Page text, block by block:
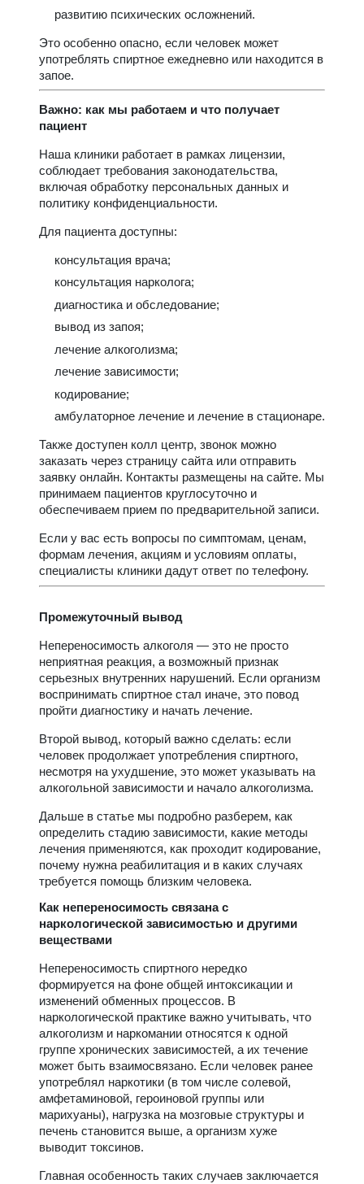
развитию психических осложнений.
Это особенно опасно, если человек может
употреблять спиртное ежедневно или находится в
запое.
Важно: как мы работаем и что получает
пациент
Наша клиники работает в рамках лицензии,
соблюдает требования законодательства,
включая обработку персональных данных и
политику конфиденциальности.
Для пациента доступны:
консультация врача;
консультация нарколога;
диагностика и обследование;
вывод из запоя;
лечение алкоголизма;
лечение зависимости;
кодирование;
амбулаторное лечение и лечение в стационаре.
Также доступен колл центр, звонок можно
заказать через страницу сайта или отправить
заявку онлайн. Контакты размещены на сайте. Мы
принимаем пациентов круглосуточно и
обеспечиваем прием по предварительной записи.
Если у вас есть вопросы по симптомам, ценам,
формам лечения, акциям и условиям оплаты,
специалисты клиники дадут ответ по телефону.
Промежуточный вывод
Непереносимость алкоголя — это не просто
неприятная реакция, а возможный признак
серьезных внутренних нарушений. Если организм
воспринимать спиртное стал иначе, это повод
пройти диагностику и начать лечение.
Второй вывод, который важно сделать: если
человек продолжает употребления спиртного,
несмотря на ухудшение, это может указывать на
алкогольной зависимости и начало алкоголизма.
Дальше в статье мы подробно разберем, как
определить стадию зависимости, какие методы
лечения применяются, как проходит кодирование,
почему нужна реабилитация и в каких случаях
требуется помощь близким человека.
Как непереносимость связана с
наркологической зависимостью и другими
веществами
Непереносимость спиртного нередко
формируется на фоне общей интоксикации и
изменений обменных процессов. В
наркологической практике важно учитывать, что
алкоголизм и наркомании относятся к одной
группе хронических зависимостей, а их течение
может быть взаимосвязано. Если человек ранее
употреблял наркотики (в том числе солевой,
амфетаминовой, героиновой группы или
марихуаны), нагрузка на мозговые структуры и
печень становится выше, а организм хуже
выводит токсинов.
Главная особенность таких случаев заключается